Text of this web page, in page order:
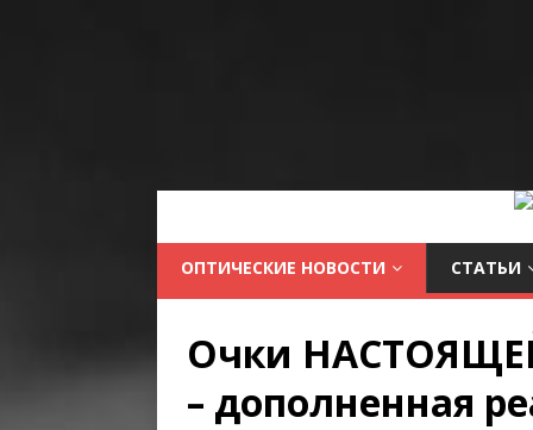
ОПТИЧЕСКИЕ НОВОСТИ СТАТЬИ
Очки
– дополненная